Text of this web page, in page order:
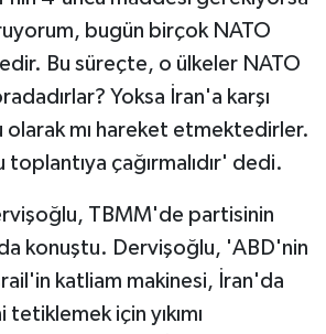
bugün birçok NATO
Bu süreçte, o ülkeler NATO
Yoksa İran'a karşı
olarak mı hareket etmektedirler.
çağırmalıdır' dedi.
TBMM'de partisinin
konuştu. Dervişoğlu, 'ABD'nin
katliam makinesi, İran'da
için yıkımı